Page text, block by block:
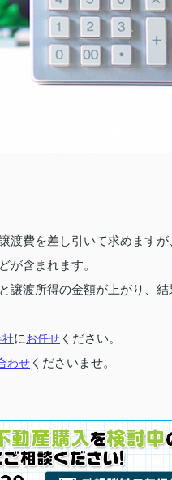
渡費を差し引いて求めます
が含まれます。
譲渡所得の金額が上がり、
にお任せ ください。
わせ くださいませ。